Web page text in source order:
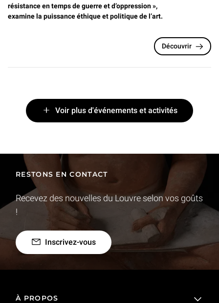
résistance en temps de guerre et d’oppression »,
examine la puissance éthique et politique de l’art.
Découvrir
Voir plus d'événements et activités
RESTONS EN CONTACT
Recevez des nouvelles du Louvre selon vos goûts
!
Inscrivez-vous
À PROPOS